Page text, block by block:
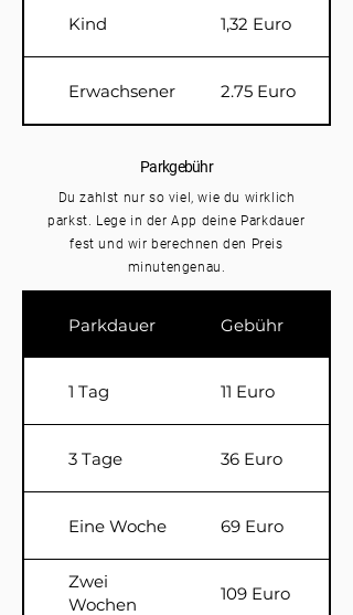
Kind 1,32 Euro
Erwachsener 2.75 Euro
Parkgebühr
Du zahlst nur so viel, wie du wirklich
parkst. Lege in der App deine Parkdauer
fest und wir berechnen den Preis
minutengenau.
Parkdauer Gebühr
1 Tag 11 Euro
3 Tage 36 Euro
Eine Woche 69 Euro
Zwei
Wochen
109 Euro